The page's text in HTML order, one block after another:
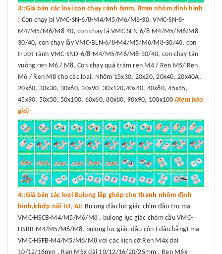
3::Giá bán các loại con chạy rãnh 6mm, 8mm nhôm định hình
: Con chạy bi VMC-SN-6/8-M4/M5/M6/M8-30, VMC-SN-8-
M4/M5/M6/M8-40, con chạy lá VMC-SLN-6/8-M4/M5/M6/M8-
30/40, con chạy lẫy VMC-BLN-6/8-M4/M5/M6/M8-30/40, con
trượt rãnh VMC-SND-6/8-M4/M5/M6/M8-30/40, con chạy tán
vuông ren M6 / M8, Con chạy quả trám ren M4 / Ren M5/ Ren
M6 / Ren M8 cho các loại: Nhôm 15x30, 20x20, 20x40, 20x40A,
20x60, 30x30, 30x60, 30x90, 30x120,40x40, 40x80, 45x45,
45x90, 50x50, 50x100, 60x60, 80x80, 90x90, 100x100 (Xem báo
giá)
4::Giá bán các loại Bulong lắp ghép cho thanh nhôm định
hình,khớp nối HJ, AJ: Bulong đầu lục giác chìm đầu trụ mã
VMC-HSCB-M4/M5/M6/M8 , bulong lục giác chỏm cầu VMC-
HSBB-M4/M5/M6/M8, bulong lục giác đầu côn ( đầu bằng) mã
VMC-HSFB-M4/M5/M6/M8 với các kích cỡ Ren M4x dài
10/12/16mm , Ren M5x dài 10/12/16/20/25mm , Ren M6x